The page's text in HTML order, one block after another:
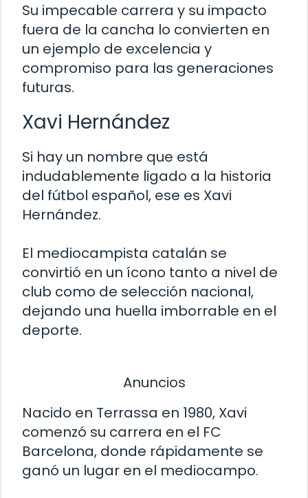
Su impecable carrera y su impacto
fuera de la cancha lo convierten en
un ejemplo de excelencia y
compromiso para las generaciones
futuras.
Xavi Hernández
Si hay un nombre que está
indudablemente ligado a la historia
del fútbol español, ese es Xavi
Hernández.
El mediocampista catalán se
convirtió en un ícono tanto a nivel de
club como de selección nacional,
dejando una huella imborrable en el
deporte.
Anuncios
Nacido en Terrassa en 1980, Xavi
comenzó su carrera en el FC
Barcelona, donde rápidamente se
ganó un lugar en el mediocampo.